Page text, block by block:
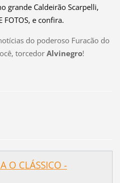
grande Caldeirão Scarpelli,
FOTOS, e confira.
do poderoso Furacão do
torcedor Alvinegro!
O CLÁSSICO -